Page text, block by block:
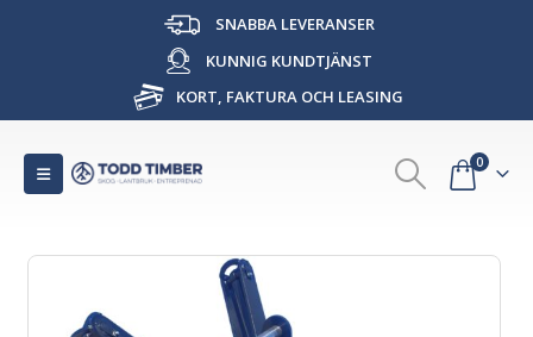
SNABBA LEVERANSER
KUNNIG KUNDTJÄNST
KORT, FAKTURA OCH LEASING
0